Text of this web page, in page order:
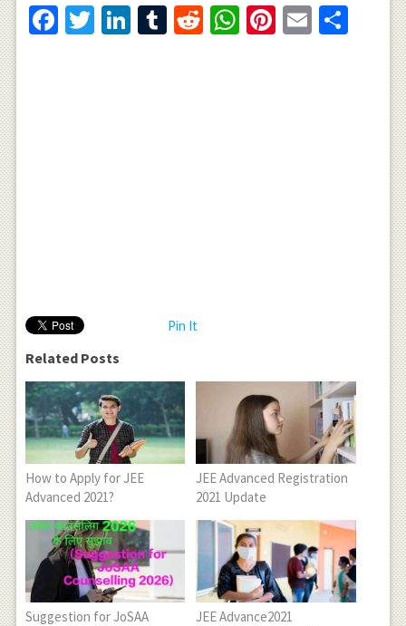
Facebook
Twitter
LinkedIn
Tumblr
RedditWhatsApp
Pinterest
Email
Pin It
Related Posts
How to Apply for JEE
Advanced 2021?
JEE Advanced Registration
2021 Update
Suggestion for JoSAA
JEE Advance2021